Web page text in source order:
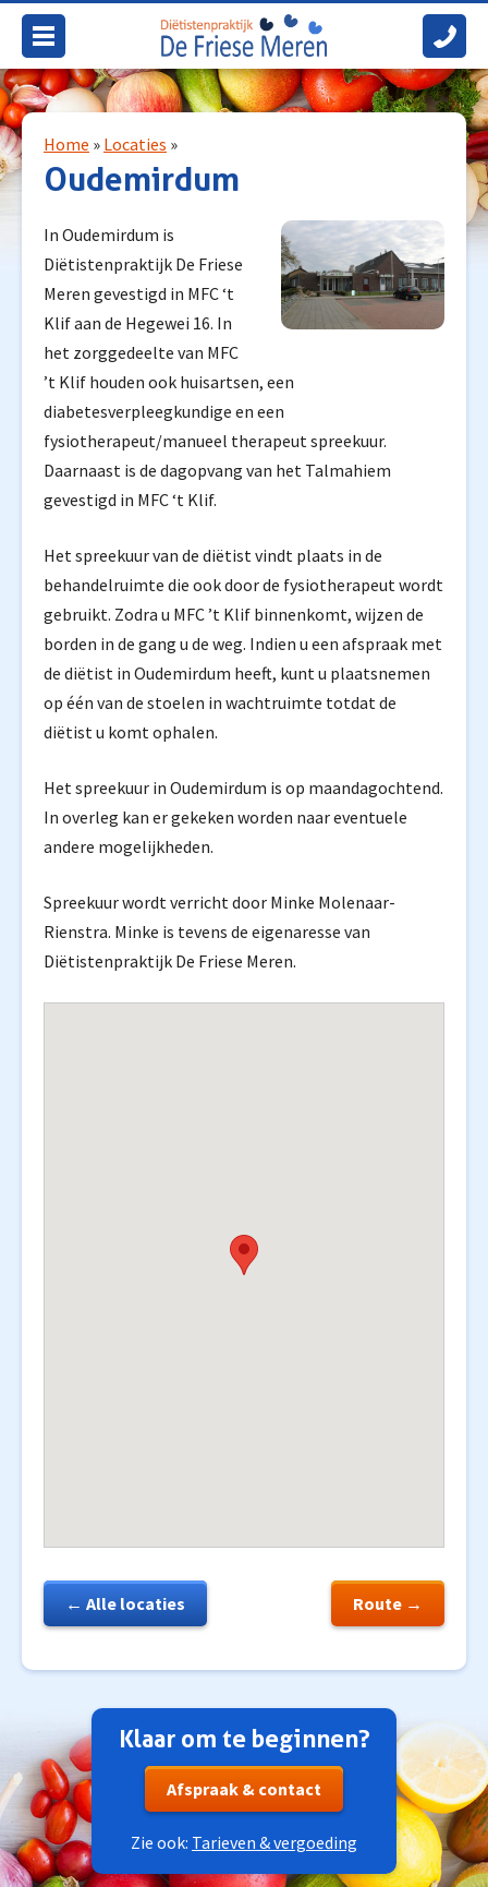
Home
Wat we doen
Voor wie?
Vergoeding
Wie we zijn
Verwijzers
Contact
Onze 14 locaties
Verwijzers
Meren
Home » Locaties »
Oudemirdum
In Oudemirdum is
Diëtistenpraktijk De Friese
Meren gevestigd in MFC ‘t
Klif aan de Hegewei 16. In
het zorggedeelte van MFC
’t Klif houden ook huisartsen, een
diabetesverpleegkundige en een
fysiotherapeut/manueel therapeut spreekuur.
Daarnaast is de dagopvang van het Talmahiem
gevestigd in MFC ‘t Klif.
Het spreekuur van de diëtist vindt plaats in de
behandelruimte die ook door de fysiotherapeut wordt
gebruikt. Zodra u MFC ’t Klif binnenkomt, wijzen de
borden in de gang u de weg. Indien u een afspraak met
de diëtist in Oudemirdum heeft, kunt u plaatsnemen
op één van de stoelen in wachtruimte totdat de
diëtist u komt ophalen.
Het spreekuur in Oudemirdum is op maandagochtend.
In overleg kan er gekeken worden naar eventuele
andere mogelijkheden.
Spreekuur wordt verricht door Minke Molenaar-
Rienstra. Minke is tevens de eigenaresse van
Diëtistenpraktijk De Friese Meren.
← Alle locaties Route →
Klaar om te beginnen?
Afspraak & contact
Zie ook: Tarieven & vergoeding